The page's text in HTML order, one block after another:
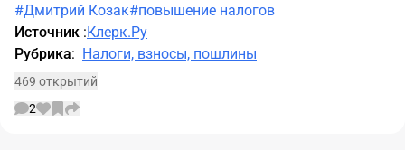
#Дмитрий Козак#повышение налогов
Источник :Клерк.Ру
Рубрика: Налоги, взносы, пошлины
469 открытий
2